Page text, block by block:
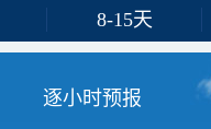
8-15天
逐小时预报